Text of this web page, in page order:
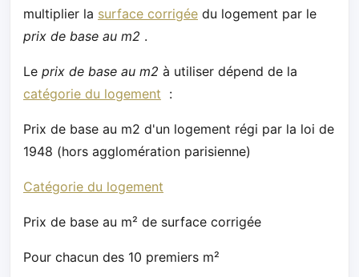
multiplier la surface corrigée du logement par le
prix de base au m2 .
Le prix de base au m2 à utiliser dépend de la
catégorie du logement :
Prix de base au m2 d'un logement régi par la loi de
1948 (hors agglomération parisienne)
Catégorie du logement
Prix de base au m² de surface corrigée
Pour chacun des 10 premiers m²